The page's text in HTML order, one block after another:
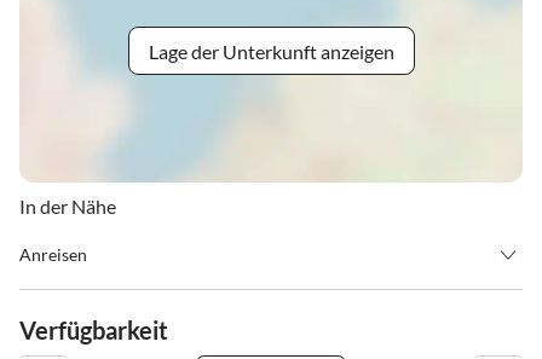
Lage der Unterkunft anzeigen
In der Nähe
Anreisen
am Samstag oder Sonntag. In den übrigen Zeiträum gilt eine
Verfügbarkeit